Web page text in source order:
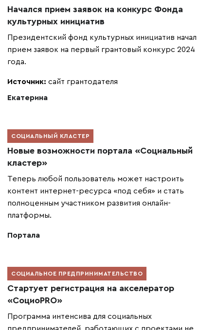
Начался прием заявок на конкурс Фонда
культурных инициатив
Президентский фонд культурных инициатив начал
прием заявок на первый грантовый конкурс 2024
года.
Источник: сайт грантодателя
Екатерина
СОЦИАЛЬНЫЙ КЛАСТЕР
Новые возможности портала «Социальный
кластер»
Теперь любой пользователь может настроить
контент интернет-ресурса «под себя» и стать
полноценным участником развития онлайн-
платформы.
Портала
СОЦИАЛЬНОЕ ПРЕДПРИНИМАТЕЛЬСТВО
Стартует регистрация на акселератор
«СоциоPRO»
Программа интенсива для социальных